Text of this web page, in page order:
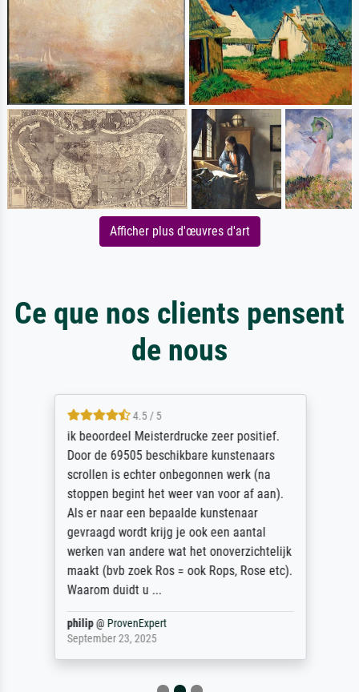
Afficher plus d'œuvres d'art
Ce que nos clients pensent
de nous
4.5 / 5
ik beoordeel Meisterdrucke zeer positief.
Door de 69505 beschikbare kunstenaars
scrollen is echter onbegonnen werk (na
stoppen begint het weer van voor af aan).
Als er naar een bepaalde kunstenaar
gevraagd wordt krijg je ook een aantal
werken van andere wat het onoverzichtelijk
maakt (bvb zoek Ros = ook Rops, Rose etc).
Waarom duidt u ...
philip@ ProvenExpert
September 23, 2025